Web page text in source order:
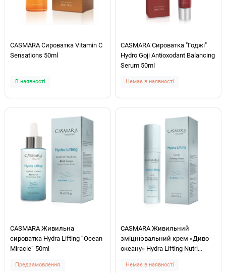
CASMARA Сироватка Vitamin C
Sensations 50ml
В наявності
CASMARA Сироватка "Годжі"
Hydro Goji Antioxodant Balancing
Serum 50ml
Немає в наявності
CASMARA Живильна
сироватка Hydra Lifting “Ocean
Miracle” 50ml
Предзамовлення
CASMARA Живильний
зміцнювальний крем «Диво
океану» Hydra Lifting Nutri
Немає в наявності